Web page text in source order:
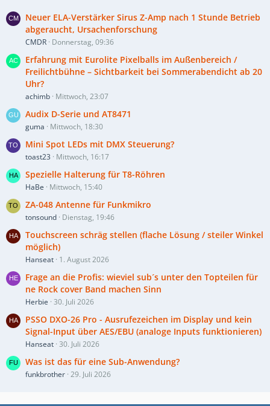
Neuer ELA-Verstärker Sirus Z-Amp nach 1 Stunde Betrieb
abgeraucht, Ursachenforschung
CMDR Donnerstag, 09:36
Erfahrung mit Eurolite Pixelballs im Außenbereich /
Freilichtbühne – Sichtbarkeit bei Sommerabendicht ab 20
Uhr?
achimb Mittwoch, 23:07
Audix D-Serie und AT8471
guma Mittwoch, 18:30
Mini Spot LEDs mit DMX Steuerung?
toast23 Mittwoch, 16:17
Spezielle Halterung für T8-Röhren
HaBe Mittwoch, 15:40
ZA-048 Antenne für Funkmikro
tonsound Dienstag, 19:46
Touchscreen schräg stellen (flache Lösung / steiler Winkel
möglich)
Hanseat 1. August 2026
Frage an die Profis: wieviel sub´s unter den Topteilen für
ne Rock cover Band machen Sinn
Herbie 30. Juli 2026
PSSO DXO-26 Pro - Ausrufezeichen im Display und kein
Signal-Input über AES/EBU (analoge Inputs funktionieren)
Hanseat 30. Juli 2026
Was ist das für eine Sub-Anwendung?
funkbrother 29. Juli 2026